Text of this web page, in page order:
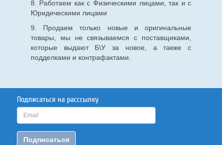
8. Работаем как с Физическими лицами, так и с
Юридическими лицами
9. Продаем только новые и оригинальные
товары, мы не связываемся с поставщиками,
которые выдают Б\У за новое, а также с
подделками и контрафактами.
Подписаться на расссылку
Подписаться